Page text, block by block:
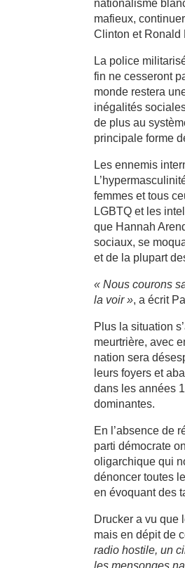
nationalisme
mafieux,
Clinton et Ronald
La police
fin ne cesseront
monde restera
inégalités
de plus au
principale forme
Les ennemis
femmes et tous
LGBTQ et les
que Hannah
sociaux, se
et de la plupart
« Nous courons
la voir », a écrit
Plus la situation
meurtrière, avec
nation sera
leurs foyers et
dans les années
dominantes.
En l’absence de
parti démocrate
oligarchique qui
dénoncer toutes
en évoquant des
Drucker a vu que
mais en dépit de
radio hostile, un